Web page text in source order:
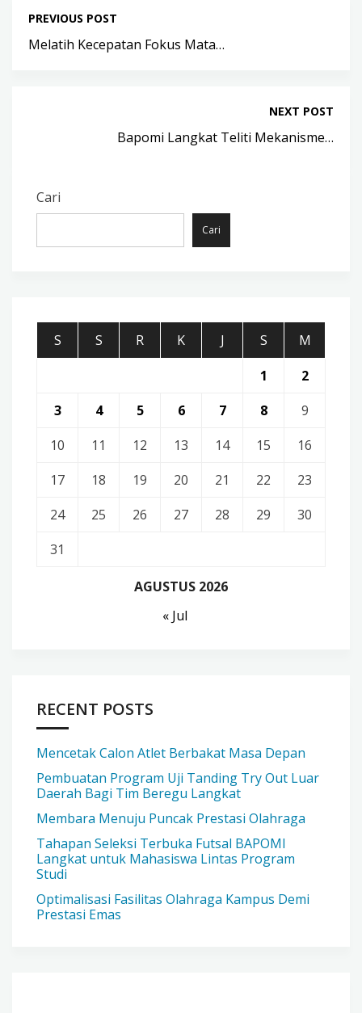
PREVIOUS POST
Melatih Kecepatan Fokus Mata…
NEXT POST
Bapomi Langkat Teliti Mekanisme…
Cari
Cari
AGUSTUS 2026
S S R K J S
M
1
2
3
4 5 6 7 8
9
10
11 12 13 14 15
16
17
18 19 20 21 22
23
24
25 26 27 28 29
30
31
« Jul
RECENT POSTS
Mencetak Calon Atlet Berbakat Masa Depan
Pembuatan Program Uji Tanding Try Out Luar
Daerah Bagi Tim Beregu Langkat
Membara Menuju Puncak Prestasi Olahraga
Tahapan Seleksi Terbuka Futsal BAPOMI
Langkat untuk Mahasiswa Lintas Program
Studi
Optimalisasi Fasilitas Olahraga Kampus Demi
Prestasi Emas